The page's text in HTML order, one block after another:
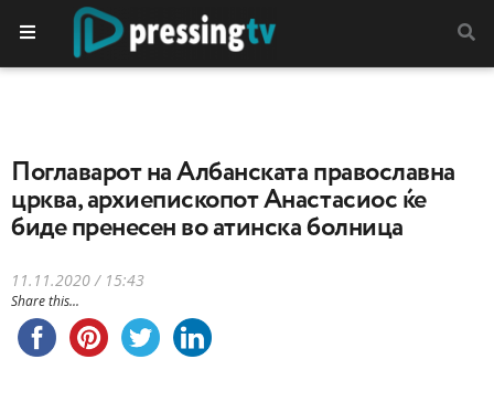
Поглаварот на Албанската православна
црква, архиепископот Анастасиос ќе
биде пренесен во атинска болница
11.11.2020 / 15:43
Share this...